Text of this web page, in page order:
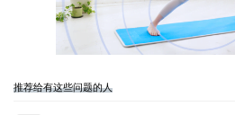
推荐给有这些问题的人